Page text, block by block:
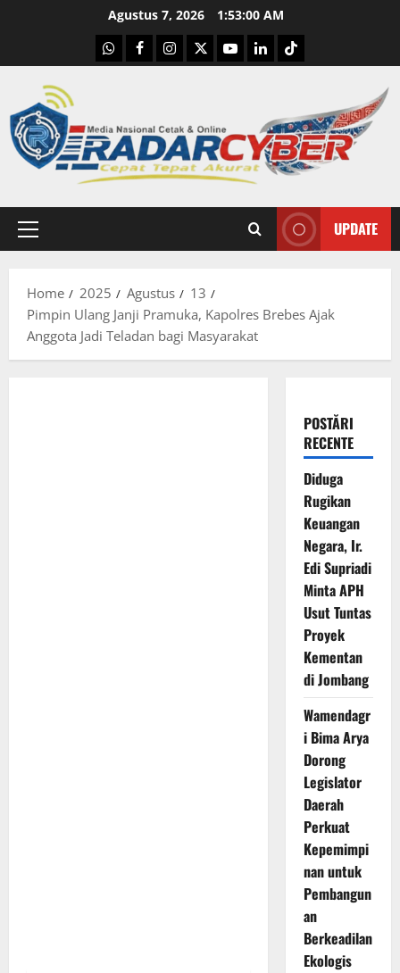
Agustus 7, 2026 1:53:01 AM
WhatsApp
Facebook
Instagram
X YoutubelinkedinTiktok
Primary
UPDATE
Home 2025 Agustus
13
Pimpin Ulang Janji Pramuka, Kapolres Brebes Ajak
Anggota Jadi Teladan bagi Masyarakat
POSTĂRI
RECENTE
Diduga
Rugikan
Keuangan
Negara, Ir.
Edi Supriadi
Minta APH
Usut Tuntas
Proyek
Kementan
di Jombang
Wamendagr
i Bima Arya
Dorong
Legislator
Daerah
Perkuat
Kepemimpi
nan untuk
Pembangun
an
Berkeadilan
Ekologis